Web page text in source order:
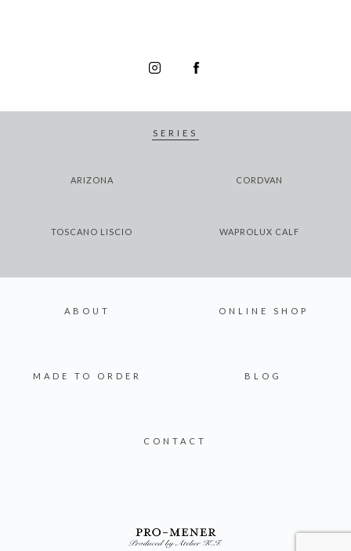
SERIES
ARIZONA CORDVAN
TOSCANO LISCIO WAPROLUX CALF
ABOUT ONLINE SHOP
MADE TO ORDER BLOG
CONTACT